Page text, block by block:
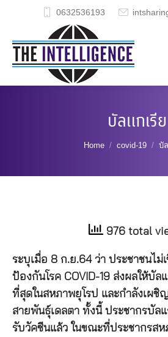
0632536193
บัลแกเรีย
You are here:
Home covid-19 บั
976 total
ระบุเมื่อ 8 ก.ย.64 ว่า ประชาชนไม่
ป้องกันโรค COVID-19 ส่งผลให้บัล
ที่สุดในสหภาพยุโรป และกำลังเผชิ
สายพันธุ์เดลตา ทั้งนี้ ประชากรบัล
รับวัคซีนแล้ว ในขณะที่ประชากรส